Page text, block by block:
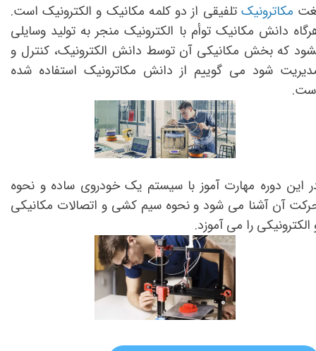
مکاترونیکتلفیقی از دو کلمه مکانیک و الکترونیک است.
دانش مکانیک توأم با الکترونیک منجر به تولید وسایلی
که بخش مکانیکی آن توسط دانش الکترونیک، کنترل و
شود می گوییم از دانش مکاترونیک استفاده شده
این دوره مهارت آموز با سیستم یک خودروی ساده و نحوه
آن آشنا می شود و نحوه سیم کشی و اتصالات مکانیکی
الکترونیکی را می آموزد.